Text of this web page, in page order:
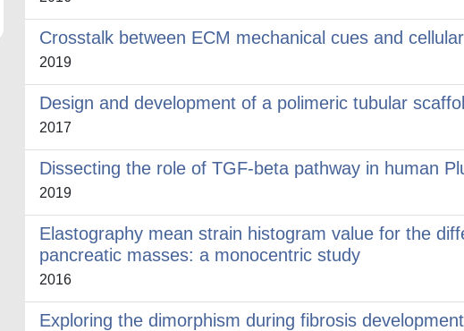
Crosstalk between ECM mechanical cues and
2019
Design and development of a polimeric tubular
2017
Dissecting the role of TGF-beta pathway in human
2019
Elastography mean strain histogram value for the
pancreatic masses: a monocentric study
2016
Exploring the dimorphism during fibrosis